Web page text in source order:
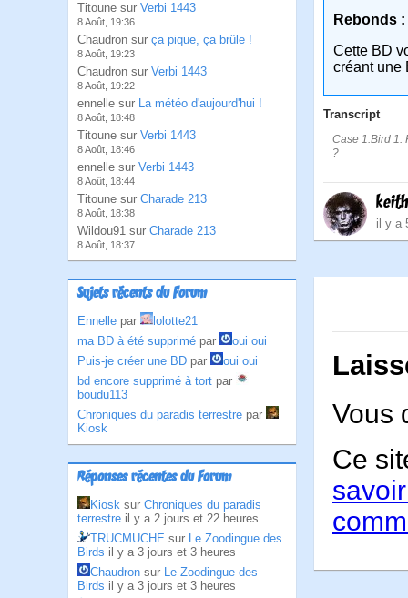
Titoune sur Verbi 1443
8 Août, 19:36
Chaudron sur ça pique, ça brûle !
8 Août, 19:23
Chaudron sur Verbi 1443
8 Août, 19:22
ennelle sur La météo d'aujourd'hui !
8 Août, 18:48
Titoune sur Verbi 1443
8 Août, 18:46
ennelle sur Verbi 1443
8 Août, 18:44
Titoune sur Charade 213
8 Août, 18:38
Wildou91 sur Charade 213
8 Août, 18:37
Sujets récents du Forum
Ennelle par
lolotte21
ma BD à été supprimé par
oui oui
Puis-je créer une BD par
oui oui
bd encore supprimé à tort par
boudu113
Chroniques du paradis terrestre par
Kiosk
Réponses récentes du Forum
Kiosk sur Chroniques du paradis
terrestre il y a 2 jours et 22 heures
TRUCMUCHE sur Le Zoodingue des
Birds il y a 3 jours et 3 heures
Chaudron sur Le Zoodingue des
Birds il y a 3 jours et 3 heures
Rebonds :
Cette BD
créant une
Transcript
Case 1:Bird 1:
?
il y a
Vous
Ce